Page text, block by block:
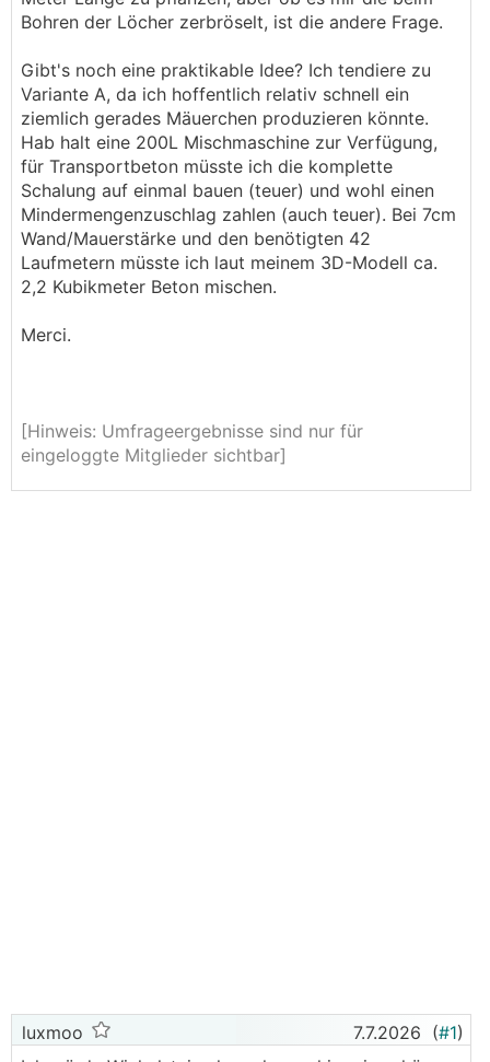
Bohren der Löcher zerbröselt, ist die andere Frage.
Gibt's noch eine praktikable Idee? Ich tendiere zu
Variante A, da ich hoffentlich relativ schnell ein
ziemlich gerades Mäuerchen produzieren könnte.
Hab halt eine 200L Mischmaschine zur Verfügung,
für Transportbeton müsste ich die komplette
Schalung auf einmal bauen (teuer) und wohl einen
Mindermengenzuschlag zahlen (auch teuer). Bei 7cm
Wand/Mauerstärke und den benötigten 42
Laufmetern müsste ich laut meinem 3D-Modell ca.
2,2 Kubikmeter Beton mischen.
Merci.
[Hinweis: Umfrageergebnisse sind nur für
eingeloggte Mitglieder sichtbar]
luxmoo 7.7.2026 (#1)